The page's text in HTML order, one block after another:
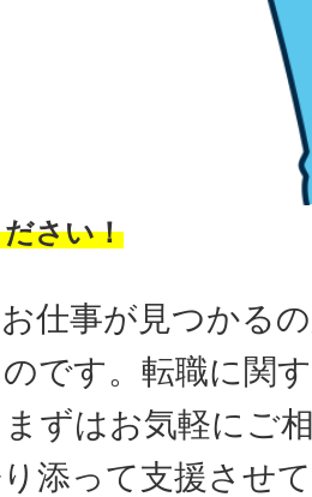
さい！
仕事が見つかる
です。転職に関
ずはお気軽にご
添って支援させ